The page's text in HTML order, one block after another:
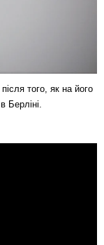
того, як на його
Берліні.